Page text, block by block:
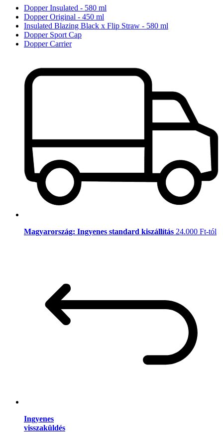
Dopper Insulated - 580 ml
Dopper Original - 450 ml
Insulated Blazing Black x Flip Straw - 580 ml
Dopper Sport Cap
Dopper Carrier
Magyarország: Ingyenes standard kiszállítás 24.000 Ft-tól
Ingyenes
visszaküldés